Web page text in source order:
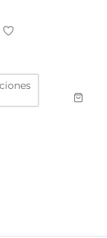
Este
múltiples